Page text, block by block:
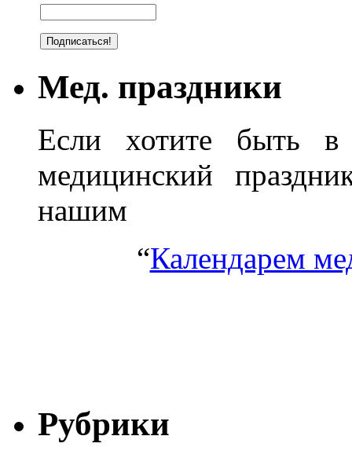
Мед. праздники
Если хотите быть в
медицинский
нашим
“Календарем
Рубрики